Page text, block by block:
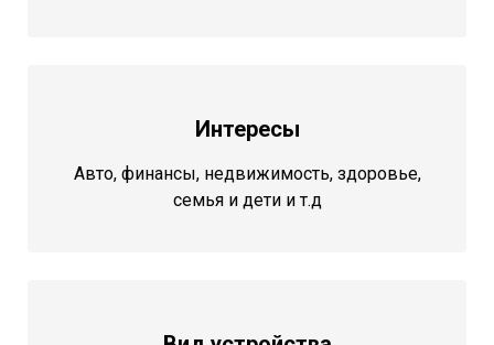
Интересы
Авто, финансы, недвижимость, здоровье,
семья и дети и т.д